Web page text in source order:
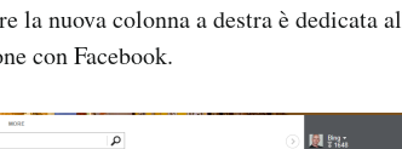
la nuova colonna a destra è dedicata
con Facebook.